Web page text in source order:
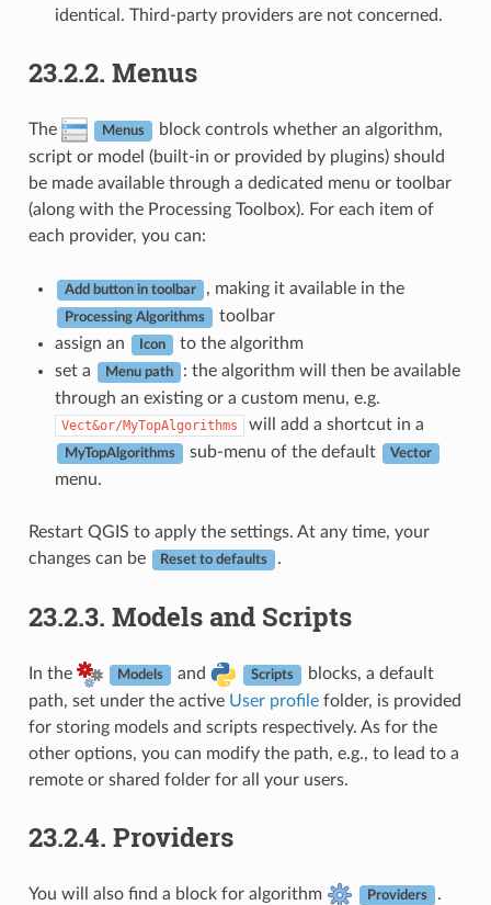
identical. Third-party providers are not concerned.
23.2.2. Menus
The Menus
block controls whether an algorithm,
script or model (built-in or provided by plugins) should
be made available through a dedicated menu or toolbar
(along with the Processing Toolbox). For each item of
each provider, you can:
Add button in toolbar , making it available in the
Processing Algorithms
toolbar
assign an
Icon
to the algorithm
set a
Menu path
: the algorithm will then be available
through an existing or a custom menu, e.g.
Vect&or/MyTopAlgorithms will add a shortcut in a
MyTopAlgorithms sub-menu of the default Vector
menu.
Restart QGIS to apply the settings. At any time, your
changes can be
Reset to defaults .
23.2.3. Models and Scripts
In the Models and Scripts
blocks, a default
path, set under the active User profilefolder, is provided
for storing models and scripts respectively. As for the
other options, you can modify the path, e.g., to lead to a
remote or shared folder for all your users.
23.2.4. Providers
You will also find a block for algorithm Providers
.